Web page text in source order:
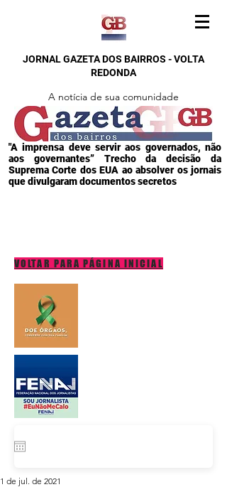
JORNAL GAZETA DOS BAIRROS - VOLTA
REDONDA
A notícia de sua comunidade
"A imprensa deve servir aos governados, não
aos governantes” Trecho da decisão da
Suprema Corte dos EUA ao absolver os jornais
que divulgaram documentos secretos
VOLTAR PARA PÁGINA INICIAL
1 de jul. de 2021